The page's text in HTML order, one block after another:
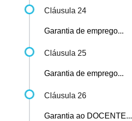
Cláusula 24
Garantia de emprego...
Cláusula 25
Garantia de emprego...
Cláusula 26
Garantia ao DOCENTE...